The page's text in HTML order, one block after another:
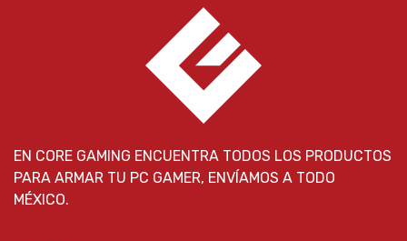
EN CORE GAMING ENCUENTRA TODOS LOS PRODUCTOS
PARA ARMAR TU PC GAMER, ENVÍAMOS A TODO
MÉXICO.